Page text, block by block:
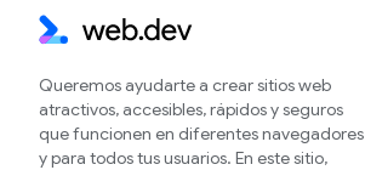
Queremos ayudarte a crear sitios web
atractivos, accesibles, rápidos y seguros
que funcionen en diferentes navegadores
y para todos tus usuarios. En este sitio,